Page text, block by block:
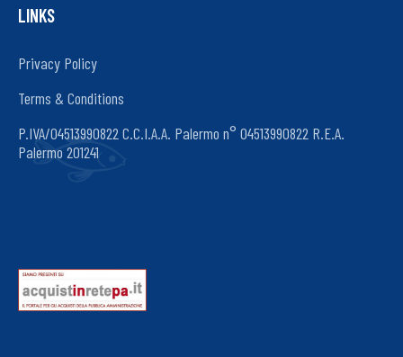
LINKS
Privacy Policy
Terms & Conditions
P.IVA/04513990822 C.C.I.A.A. Palermo n° 04513990822 R.E.A.
Palermo 201241